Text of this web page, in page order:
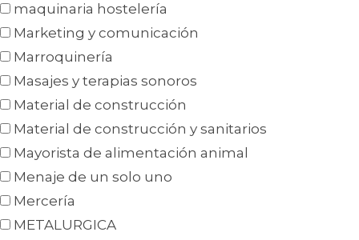
maquinaria hostelería
Marketing y comunicación
Marroquinería
Masajes y terapias sonoros
Material de construcción
Material de construcción y sanitarios
Mayorista de alimentación animal
Menaje de un solo uno
Mercería
METALURGICA